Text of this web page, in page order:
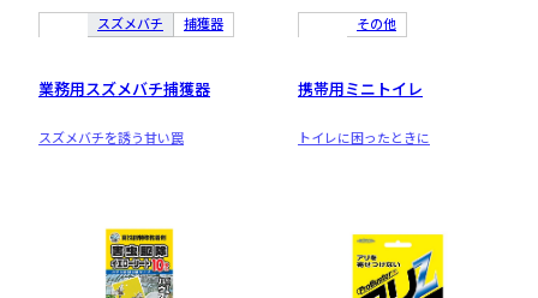
スズメバチ 捕獲器
業務用スズメバチ捕獲器
スズメバチを誘う甘い罠
その他
携帯用ミニトイレ
トイレに困ったときに